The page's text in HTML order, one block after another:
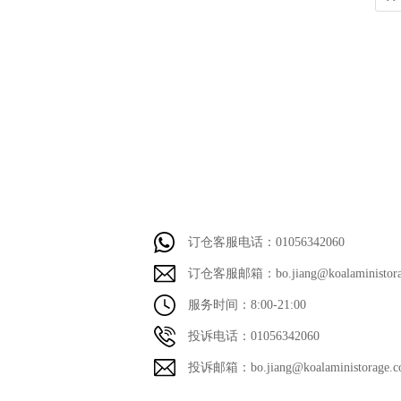
订仓客服电话：01056342060
订仓客服邮箱：
服务时间：8:00-21:00
投诉电话：01056342060
投诉邮箱：